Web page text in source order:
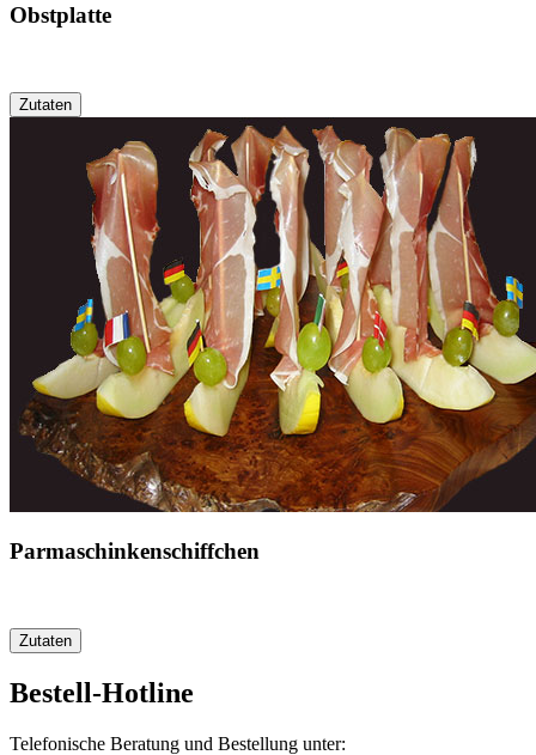
Obstplatte
Zutaten
Parmaschinkenschiffchen
Zutaten
Bestell-Hotline
Telefonische Beratung und Bestellung unter: